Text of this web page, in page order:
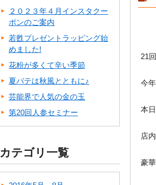
21
今
本
店
豪
２０２３年４月インスタクー
ポンのご案内
若甦プレゼントラッピング始
めました!
花粉が多くて辛い季節
夏バテは秋風とともに♪
芸能界で人気の金の玉
第20回人参セミナー
カテゴリ一覧